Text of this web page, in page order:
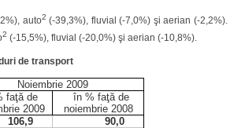
auto2 (-39,3%), fluvial (-7,0%) şi aerian (-2,2%).
2 (-15,5%), fluvial (-20,0%) şi aerian (-10,8%).
de transport
Noiembrie 2009
faţă de
2009
în % faţă de
noiembrie 2008
106,9
90,0